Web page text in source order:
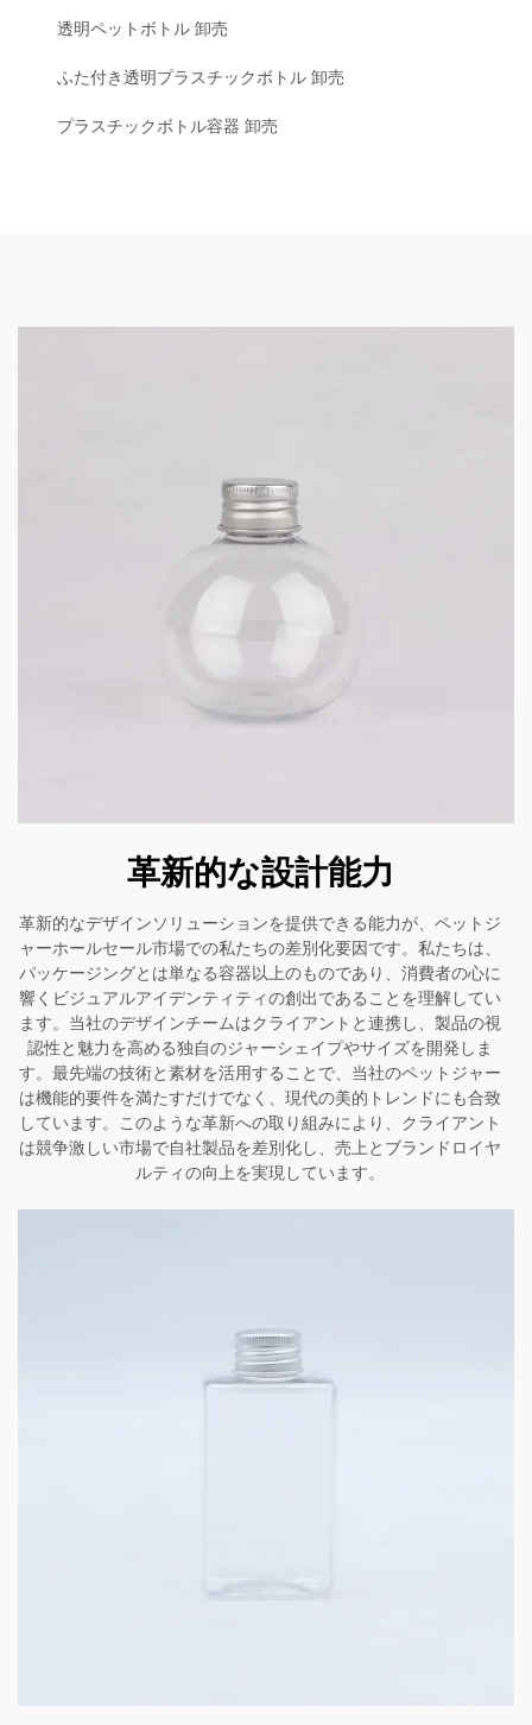
透明ペットボトル 卸売
ふた付き透明プラスチックボトル 卸売
プラスチックボトル容器 卸売
革新的な設計能力
革新的なデザインソリューションを提供できる能力が、ペットジ
ャーホールセール市場での私たちの差別化要因です。私たちは、
パッケージングとは単なる容器以上のものであり、消費者の心に
響くビジュアルアイデンティティの創出であることを理解してい
ます。当社のデザインチームはクライアントと連携し、製品の視
認性と魅力を高める独自のジャーシェイプやサイズを開発しま
す。最先端の技術と素材を活用することで、当社のペットジャー
は機能的要件を満たすだけでなく、現代の美的トレンドにも合致
しています。このような革新への取り組みにより、クライアント
は競争激しい市場で自社製品を差別化し、売上とブランドロイヤ
ルティの向上を実現しています。